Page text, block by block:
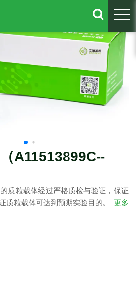
A11513899C--
质粒载体经过严格质检与验证，保证
质粒载体可达到预期实验目的。
更多